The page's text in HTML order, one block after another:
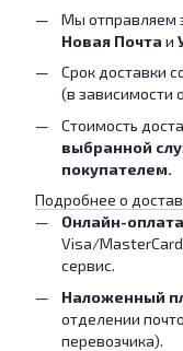
Мы отправляем
Новая Почта и
Срок доставки
(в зависимости
Стоимость
выбранной
покупателем.
Подробнее о
Онлайн-оплата
Visa/
сервис.
Наложенный
отделении
перевозчика).